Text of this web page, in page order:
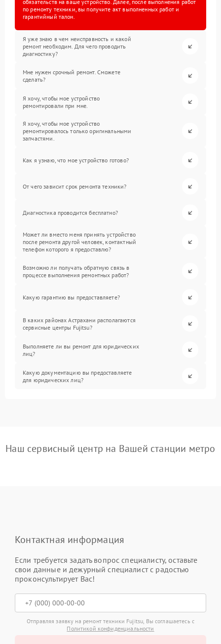
обязательств на ваше устройство. Далее, после выполнения работ
по ремонту техники, вы получите акт выполненных работ и
гарантийный талон.
Я уже знаю в чем неисправность и какой
ремонт необходим. Для чего проводить
диагностику?
Мне нужен срочный ремонт. Сможете
сделать?
Я хочу, чтобы мое устройство
ремонтировали при мне.
Я хочу, чтобы мое устройство
ремонтировалось только оригинальными
запчастями.
Как я узнаю, что мое устройство готово?
От чего зависит срок ремонта техники?
Диагностика проводится бесплатно?
Может ли вместо меня принять устройство
после ремонта другой человек, контактный
телефон которого я предоставлю?
Возможно ли получать обратную связь в
процессе выполнения ремонтных работ?
Какую гарантию вы предоставляете?
В каких районах Астрахани располагаются
сервисные центры Fujitsu?
Выполняете ли вы ремонт для юридических
лиц?
Какую документацию вы предоставляете
для юридических лиц?
Наш сервисный центр на Вашей станции метро
Контактная информация
Если требуется задать вопрос специалисту, оставьте
свои данные и дежурный специалист с радостью
проконсультирует Вас!
Отправляя заявку на ремонт техники Fujitsu, Вы соглашаетесь с
Политикой конфиденциальности